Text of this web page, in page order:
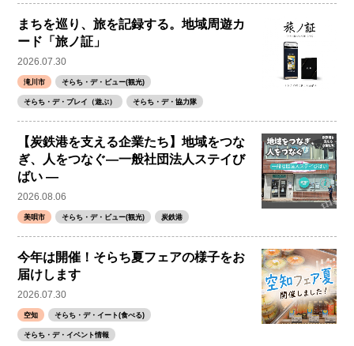
まちを巡り、旅を記録する。地域周遊カ
ード「旅ノ証」
2026.07.30
滝川市 そらち・デ・ビュー(観光)
そらち・デ・プレイ（遊ぶ） そらち・デ・協力隊
【炭鉄港を支える企業たち】地域をつな
ぎ、人をつなぐ―一般社団法人ステイび
ばい ―
2026.08.06
美唄市 そらち・デ・ビュー(観光) 炭鉄港
今年は開催！そらち夏フェアの様子をお
届けします
2026.07.30
空知 そらち・デ・イート(食べる)
そらち・デ・イベント情報